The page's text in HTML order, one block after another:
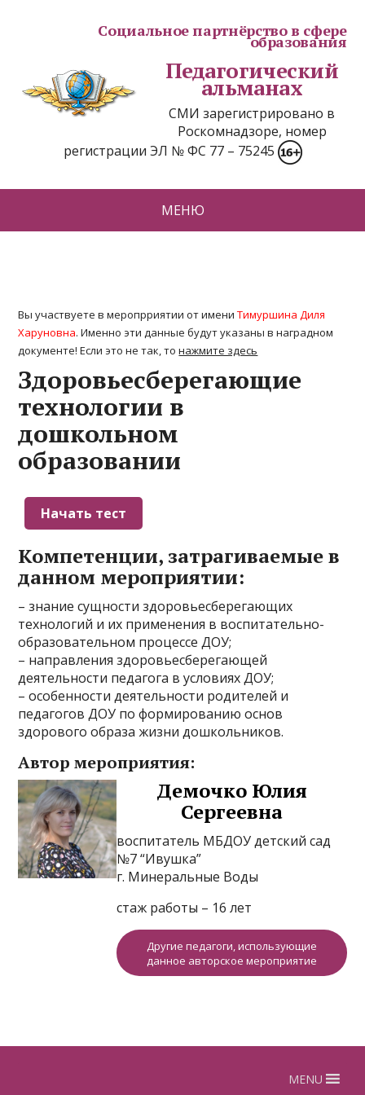
Социальное партнёрство в сфере
образования
Педагогический
альманах
СМИ зарегистрировано в
Роскомнадзоре, номер
регистрации ЭЛ № ФС 77 – 75245
МЕНЮ
Вы участвуете в меропрриятии от имениТимуршина Диля
Харуновна. Именно эти данные будут указаны в наградном
документе! Если это не так, тонажмите здесь
Здоровьесберегающие
технологии в
дошкольном
образовании
Компетенции, затрагиваемые в
данном мероприятии:
– знание сущности здоровьесберегающих
технологий и их применения в воспитательно-
образовательном процессе ДОУ;
– направления здоровьесберегающей
деятельности педагога в условиях ДОУ;
– особенности деятельности родителей и
педагогов ДОУ по формированию основ
здорового образа жизни дошкольников.
Автор мероприятия:
Демочко Юлия
Сергеевна
воспитатель МБДОУ детский сад
№7 “Ивушка”
г. Минеральные Воды
стаж работы – 16 лет
Другие педагоги, использующие
данное авторское мероприятие
MENU